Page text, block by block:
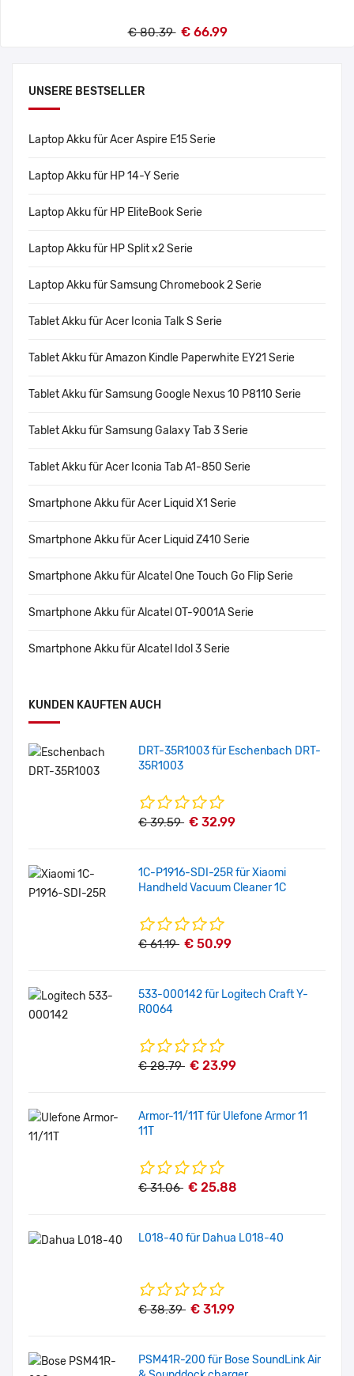
UNSERE BESTSELLER
Laptop Akku für Acer Aspire E15 Serie
Laptop Akku für HP 14-Y Serie
Laptop Akku für HP EliteBook Serie
Laptop Akku für HP Split x2 Serie
Laptop Akku für Samsung Chromebook 2 Serie
Tablet Akku für Acer Iconia Talk S Serie
Tablet Akku für Amazon Kindle Paperwhite EY21 Serie
Tablet Akku für Samsung Google Nexus 10 P8110 Serie
Tablet Akku für Samsung Galaxy Tab 3 Serie
Tablet Akku für Acer Iconia Tab A1-850 Serie
Smartphone Akku für Acer Liquid X1 Serie
Smartphone Akku für Acer Liquid Z410 Serie
Smartphone Akku für Alcatel One Touch Go Flip Serie
Smartphone Akku für Alcatel OT-9001A Serie
Smartphone Akku für Alcatel Idol 3 Serie
KUNDEN KAUFTEN AUCH
DRT-35R1003 für Eschenbach DRT-
35R1003
€ 39.59 € 32.99
1C-P1916-SDI-25R für Xiaomi
Handheld Vacuum Cleaner 1C
€ 61.19 € 50.99
533-000142 für Logitech Craft Y-
R0064
€ 28.79 € 23.99
Armor-11/11T für Ulefone Armor 11
11T
€ 31.06 € 25.88
L018-40 für Dahua L018-40
€ 38.39 € 31.99
PSM41R-200 für Bose SoundLink Air
€ 80.39 € 66.99